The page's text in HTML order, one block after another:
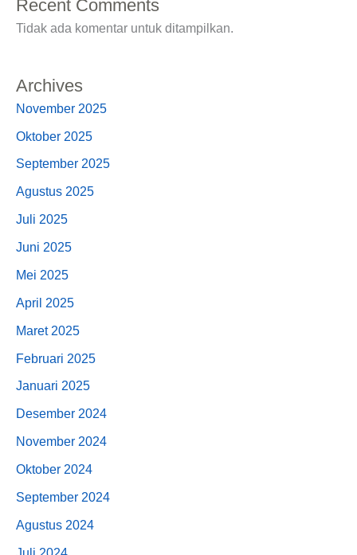
Recent Comments
Tidak ada komentar untuk ditampilkan.
Archives
November 2025
Oktober 2025
September 2025
Agustus 2025
Juli 2025
Juni 2025
Mei 2025
April 2025
Maret 2025
Februari 2025
Januari 2025
Desember 2024
November 2024
Oktober 2024
September 2024
Agustus 2024